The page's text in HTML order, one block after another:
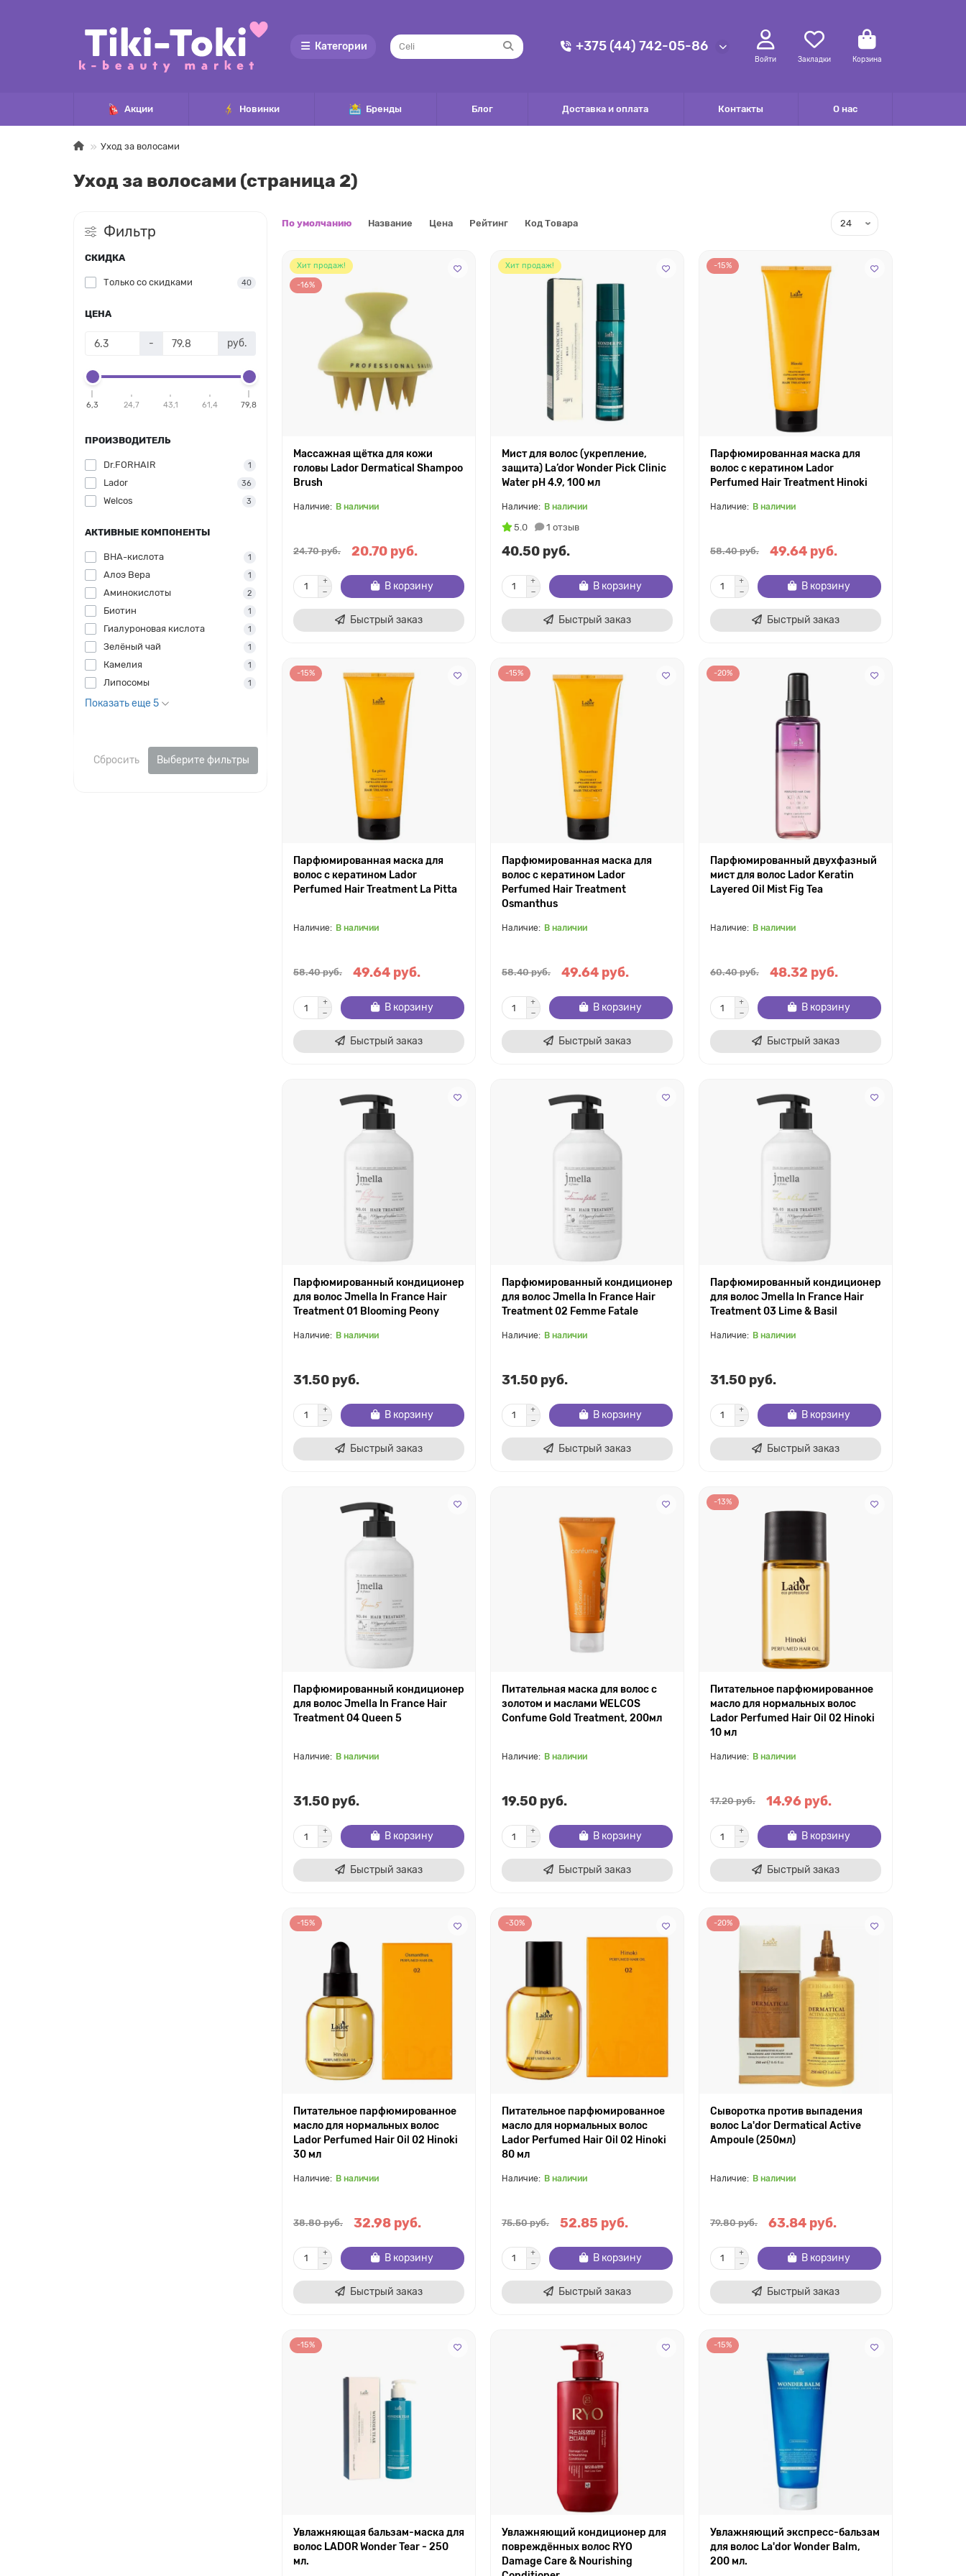
Категории +375 (44) 742-05-86
Войти Закладки Корзина
Акции Новинки Бренды Блог Доставка и оплата Контакты О нас
Уход за волосами
Уход за волосами (страница 2)
Фильтр
СКИДКА
Только со cкидками 40
ЦЕНА
- руб.
6,3 24,7 43,1 61,4 79,8
ПРОИЗВОДИТЕЛЬ
Dr.FORHAIR 1
Lador 36
Welcos 3
АКТИВНЫЕ КОМПОНЕНТЫ
BHA-кислота 1
Алоэ Вера 1
Аминокислоты 2
Биотин 1
Гиалуроновая кислота 1
Зелёный чай 1
Камелия 1
Липосомы 1
Показать еще 5
Сбросить Выберите фильтры
По умолчанию Название Цена Рейтинг Код Товара
Хит продаж!
-16%
Массажная щётка для кожи
головы Lador Dermatical Shampoo
Brush
В наличии
24.70 руб. 20.70 руб.
В корзину
Быстрый заказ
Хит продаж!
Мист для волос (укрепление,
защита) La’dor Wonder Pick Clinic
Water pH 4.9, 100 мл
В наличии
5.0 1 отзыв
40.50 руб.
В корзину
Быстрый заказ
-15%
Парфюмированная маска для
волос с кератином Lador
Perfumed Hair Treatment Hinoki
В наличии
58.40 руб. 49.64 руб.
В корзину
Быстрый заказ
-15%
Парфюмированная маска для
волос с кератином Lador
Perfumed Hair Treatment La Pitta
В наличии
58.40 руб. 49.64 руб.
В корзину
Быстрый заказ
-15%
Парфюмированная маска для
волос с кератином Lador
Perfumed Hair Treatment
Osmanthus
В наличии
58.40 руб. 49.64 руб.
В корзину
Быстрый заказ
-20%
Парфюмированный двухфазный
мист для волос Lador Keratin
Layered Oil Mist Fig Tea
В наличии
60.40 руб. 48.32 руб.
В корзину
Быстрый заказ
Парфюмированный кондиционер
для волос Jmella In France Hair
Treatment 01 Blooming Peony
В наличии
31.50 руб.
В корзину
Быстрый заказ
Парфюмированный кондиционер
для волос Jmella In France Hair
Treatment 02 Femme Fatale
В наличии
31.50 руб.
В корзину
Быстрый заказ
Парфюмированный кондиционер
для волос Jmella In France Hair
Treatment 03 Lime & Basil
В наличии
31.50 руб.
В корзину
Быстрый заказ
Парфюмированный кондиционер
для волос Jmella In France Hair
Treatment 04 Queen 5
В наличии
31.50 руб.
В корзину
Быстрый заказ
Питательная маска для волос с
золотом и маслами WELCOS
Confume Gold Treatment, 200мл
В наличии
19.50 руб.
В корзину
Быстрый заказ
-13%
Питательное парфюмированное
масло для нормальных волос
Lador Perfumed Hair Oil 02 Hinoki
10 мл
В наличии
17.20 руб. 14.96 руб.
В корзину
Быстрый заказ
-15%
Питательное парфюмированное
масло для нормальных волос
Lador Perfumed Hair Oil 02 Hinoki
30 мл
В наличии
38.80 руб. 32.98 руб.
В корзину
Быстрый заказ
-30%
Питательное парфюмированное
масло для нормальных волос
Lador Perfumed Hair Oil 02 Hinoki
80 мл
В наличии
75.50 руб. 52.85 руб.
В корзину
Быстрый заказ
-20%
Сыворотка против выпадения
волос La'dor Dermatical Active
Ampoule (250мл)
В наличии
79.80 руб. 63.84 руб.
В корзину
Быстрый заказ
-15%
Увлажняющая бальзам-маска для
волос LADOR Wonder Tear - 250
мл.
Увлажняющий кондиционер для
повреждённых волос RYO
Damage Care & Nourishing
-15%
Увлажняющий экспресс-бальзам
для волос La'dor Wonder Balm,
200 мл.